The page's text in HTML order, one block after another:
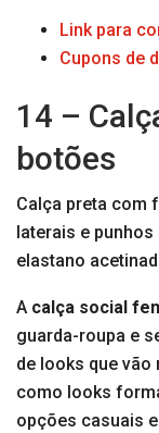
Link para
Cupons de
14 –
botões
Calça preta com
laterais e
elastano
A calça social
guarda-roupa e
de looks que
como looks
opções casuais